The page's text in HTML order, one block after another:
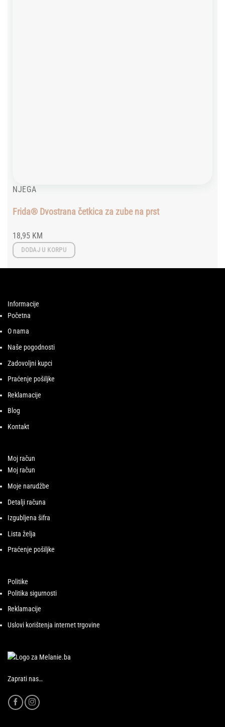
NJEGA
Frida® Dvostrana četkica za zube na prst
18,95 KM
DODAJ U KORPU
Informacije
Početna
O nama
Naše pogodnosti
Zadovoljni kupci
Praćenje pošiljke
Reklamacije
Blog
Kontakt
Moj račun
Moj račun
Moje narudžbe
Detalji računa
Izgubljena šifra
Lista želja
Praćenje pošiljke
Politike
Politika sigurnosti
Reklamacije
Uslovi korištenja internet trgovine
Zaprati nas…